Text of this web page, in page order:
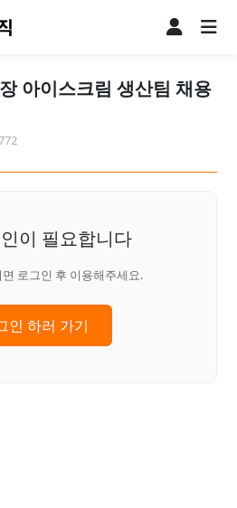
아이스크림 생산팀 채용
이 필요합니다
로그인 후 이용해주세요.
인 하러 가기